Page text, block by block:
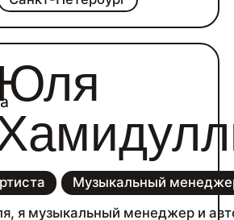
и т.д.).
смысловые и визуальные
делаю дизайн
Музыкальный
я музыкальный менеджер и